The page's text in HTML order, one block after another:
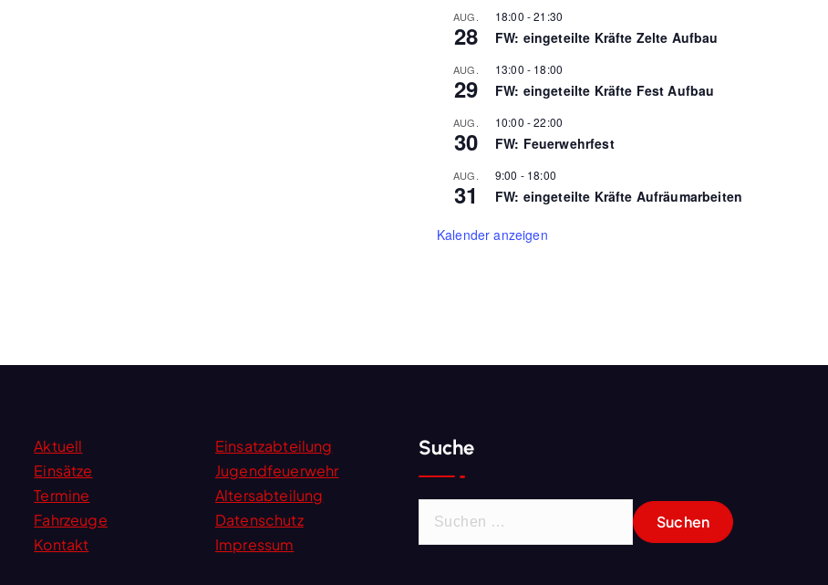
AUG.
28
18:00 -21:30
FW: eingeteilte Kräfte Zelte Aufbau
AUG.
29
13:00 - 18:00
FW: eingeteilte Kräfte Fest Aufbau
AUG.
30
10:00 -22:00
FW: Feuerwehrfest
AUG.
31
9:00 - 18:00
FW: eingeteilte Kräfte Aufräumarbeiten
Kalender anzeigen
Aktuell
Einsatzabteilung
Einsätze
Jugendfeuerwehr
Termine
Altersabteilung
Fahrzeuge
Datenschutz
Kontakt
Impressum
Suche